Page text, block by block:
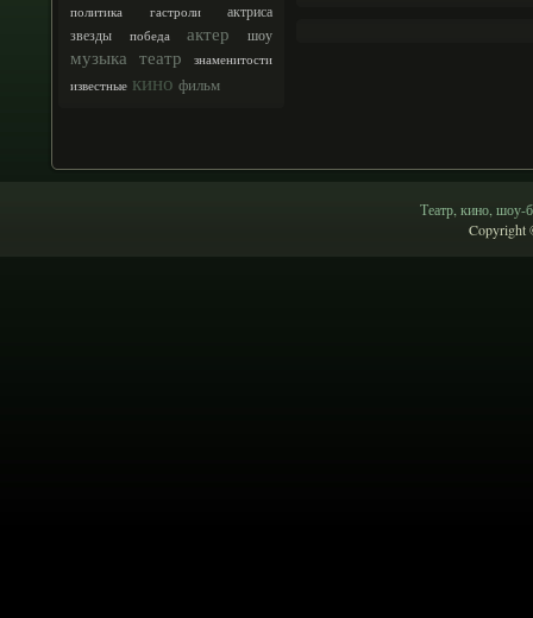
политика гастроли
актриса
звезды
победа актер шоу
музыка театр
знаменитости
известные кино фильм
Театр, кино, шоу-
Copyright